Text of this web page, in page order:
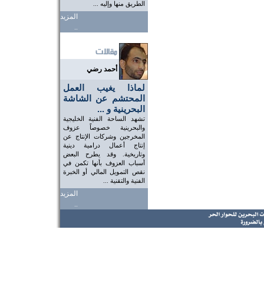
الطريق منها وإليه ...
المزيد
..
أحمد رضي
لماذا يغيب العمل
المحتشم عن الشاشة
البحرينية و ...
تشهد الساحة الفنية الخليجية
والبحرينية خصوصاً عزوف
المخرجين وشركات الإنتاج عن
إنتاج أعمال درامية دينية
وتاريخية. وقد يطرح البعض
أسباب العزوف بأنها تكمن في
نقص التمويل المالي أو الخبرة
الفنية والتقنية ...
المزيد
..